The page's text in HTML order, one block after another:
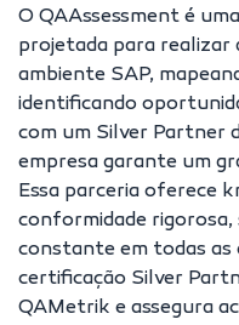
O QAAssessment é
projetada para realizar
ambiente SAP,
identificando
com um Silver Partner
empresa garante um
Essa parceria oferece
conformidade rigorosa,
constante em todas as
certificação Silver
QAMetrik e assegura